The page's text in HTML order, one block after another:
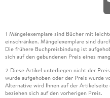
1 Mängelexemplare sind Bücher mit
einschränken. Mängelexemplare sind
Die frühere Buchpreisbindung ist
sich auf den gebundenen Preis eines
2 Diese Artikel unterliegen nicht der
wurde aufgehoben oder der Preis wurde
Alternative wird Ihnen auf der Artikelseite
beziehen sich auf den vorherigen Preis.